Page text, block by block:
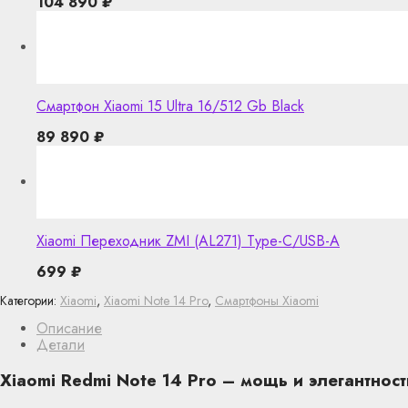
Описание
Детали
Xiaomi Redmi Note 14 Pro – мощь и
Категории: Xiaomi, Xiaomi Note 14 Pro, Смартфоны Xiaomi
Смартфон Xiaomi 15 Ultra 16/512 Gb Black
89 890 ₽
Xiaomi Переходник ZMI (AL271) Type-C/USB-A
699 ₽